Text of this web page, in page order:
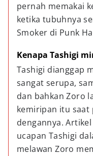
pernah memakai
ketika tubuhnya
Smoker di Punk
Kenapa Tashigi
Tashigi dianggap
sangat serupa,
dan bahkan Zoro
kemiripan itu
dengannya.
ucapan Tashigi
melawan Zoro